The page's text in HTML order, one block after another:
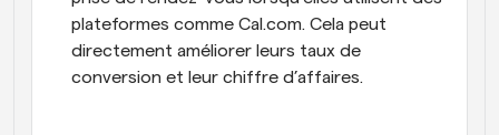
plateformes comme Cal.com. Cela peut
directement améliorer leurs taux de
conversion et leur chiffre d’affaires.